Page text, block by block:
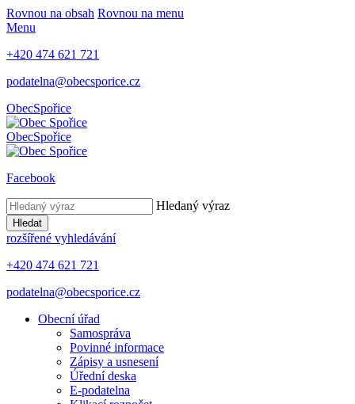
Rovnou na obsah Rovnou na menu
Menu
+420 474 621 721
podatelna@obecsporice.cz
ObecSpořice
ObecSpořice
Facebook
Hledaný výraz
Hledat
rozšířené vyhledávání
+420 474 621 721
podatelna@obecsporice.cz
Obecní úřad
Samospráva
Povinné informace
Zápisy a usnesení
Úřední deska
E-podatelna